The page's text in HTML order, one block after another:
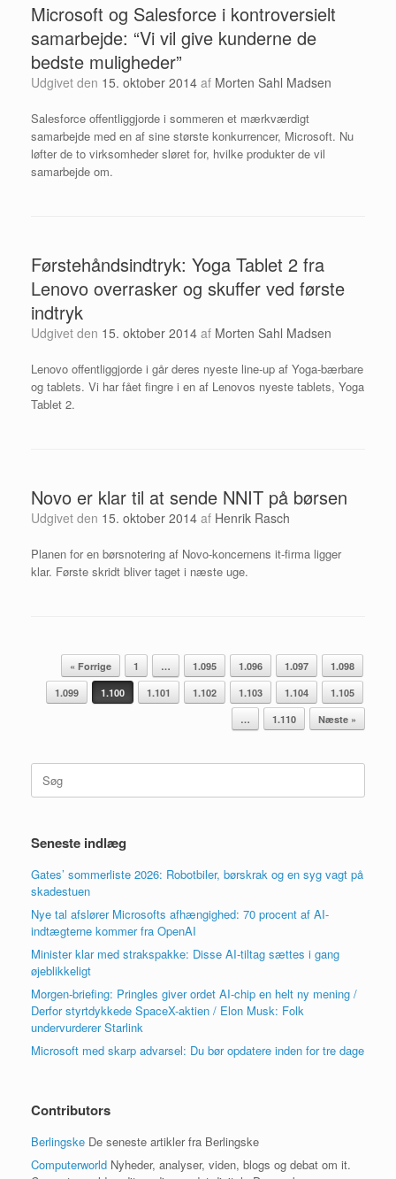
Microsoft og Salesforce i kontroversielt
samarbejde: “Vi vil give kunderne de
bedste muligheder”
Udgivet den 15. oktober 2014 af Morten Sahl Madsen
Salesforce offentliggjorde i sommeren et mærkværdigt
samarbejde med en af sine største konkurrencer, Microsoft. Nu
løfter de to virksomheder sløret for, hvilke produkter de vil
samarbejde om.
Førstehåndsindtryk: Yoga Tablet 2 fra
Lenovo overrasker og skuffer ved første
indtryk
Udgivet den 15. oktober 2014 af Morten Sahl Madsen
Lenovo offentliggjorde i går deres nyeste line-up af Yoga-bærbare
og tablets. Vi har fået fingre i en af Lenovos nyeste tablets, Yoga
Tablet 2.
Novo er klar til at sende NNIT på børsen
Udgivet den 15. oktober 2014 af Henrik Rasch
Planen for en børsnotering af Novo-koncernens it-firma ligger
klar. Første skridt bliver taget i næste uge.
Artikel navigation
« Forrige 1 … 1.095 1.096 1.097
1.098
1.099
1.100 1.101 1.102 1.103 1.104
1.105
…
1.110 Næste »
efter:
Seneste indlæg
Gates’ sommerliste 2026: Robotbiler, børskrak og en syg vagt på
skadestuen
Nye tal afslører Microsofts afhængighed: 70 procent af AI-
indtægterne kommer fra OpenAI
Minister klar med strakspakke: Disse AI-tiltag sættes i gang
øjeblikkeligt
Morgen-briefing: Pringles giver ordet AI-chip en helt ny mening /
Derfor styrtdykkede SpaceX-aktien / Elon Musk: Folk
undervurderer Starlink
Microsoft med skarp advarsel: Du bør opdatere inden for tre dage
Contributors
Berlingske De seneste artikler fra Berlingske
Computerworld Nyheder, analyser, viden, blogs og debat om it.